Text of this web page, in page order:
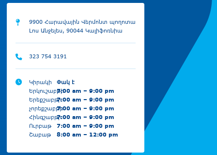
9900 Հարավային Վերմոնտ պողոտա
Լոս Անջելես, 90044 Կալիֆոռնիա
323 754 3191
Կիրակի
Փակ է
Երկուշաբթի7:00 am – 9:00 pm
Երեքշաբթի7:00 am – 9:00 pm
չորեքշաբթի7:00 am – 9:00 pm
Հինգշաբթի7:00 am – 9:00 pm
Ուրբաթ
7:00 am – 9:00 pm
Շաբաթ
8:00 am – 12:00 pm